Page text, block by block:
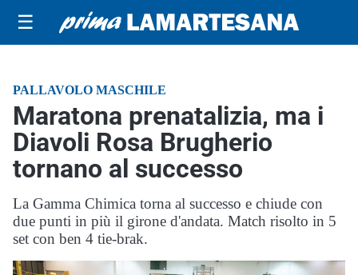
☰
PALLAVOLO MASCHILE
Maratona prenatalizia, ma i
Diavoli Rosa Brugherio
tornano al successo
La Gamma Chimica torna al successo e chiude con
due punti in più il girone d'andata. Match risolto in 5
set con ben 4 tie-brak.